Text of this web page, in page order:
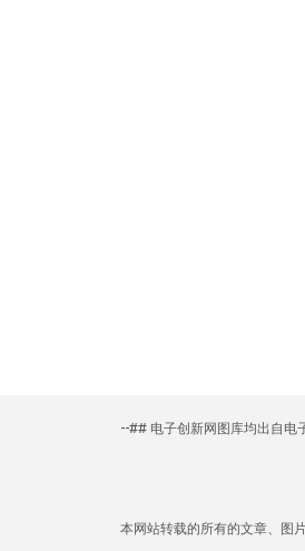
--## 电子创新网图库均出自电
本网站转载的所有的文章、图